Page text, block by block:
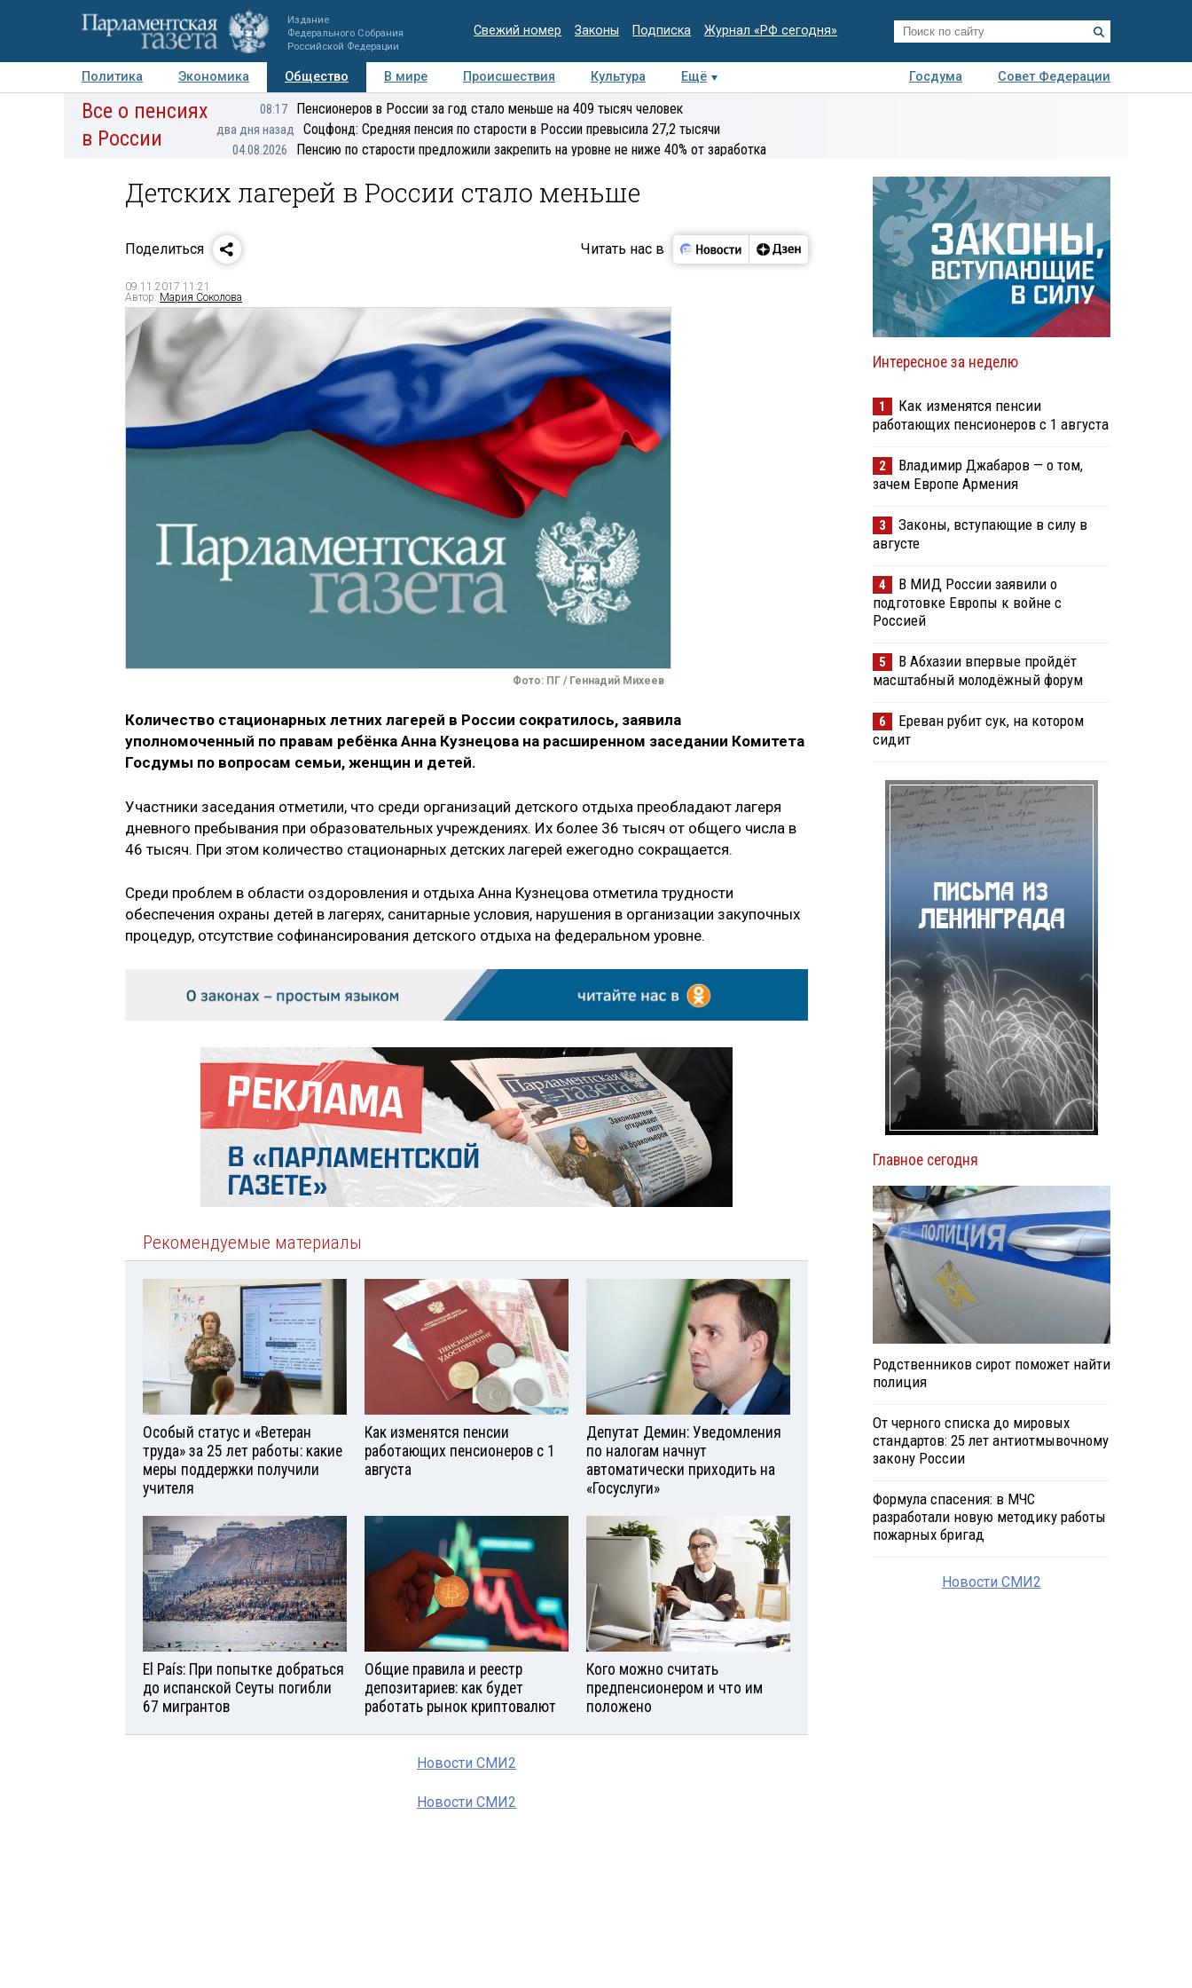
Издание
Федерального Собрания
Российской Федерации
Свежий номер Законы Подписка Журнал «РФ сегодня»
Политика Экономика Общество В мире Происшествия Культура Ещё Госдума
Совет Федерации
Авторы Персоны Мнения Регионы Медиацентр Интервью Колумнисты
Все о пенсиях
в России
08:17 Пенсионеров в России за год стало меньше на 409 тысяч человек
два дня назад Соцфонд: Средняя пенсия по старости в России превысила 27,2 тысячи
04.08.2026 Пенсию по старости предложили закрепить на уровне не ниже 40% от заработка
Детских лагерей в России стало меньше
Поделиться Читать нас в
09.11.2017 11:21
Автор: Мария Соколова
Фото: ПГ / Геннадий Михеев
Количество стационарных летних лагерей в России сократилось, заявила
уполномоченный по правам ребёнка Анна Кузнецова на расширенном заседании Комитета
Госдумы по вопросам семьи, женщин и детей.
Участники заседания отметили, что среди организаций детского отдыха преобладают лагеря
дневного пребывания при образовательных учреждениях. Их более 36 тысяч от общего числа в
46 тысяч. При этом количество стационарных детских лагерей ежегодно сокращается.
Среди проблем в области оздоровления и отдыха Анна Кузнецова отметила трудности
обеспечения охраны детей в лагерях, санитарные условия, нарушения в организации закупочных
процедур, отсутствие софинансирования детского отдыха на федеральном уровне.
Рекомендуемые материалы
Особый статус и «Ветеран
труда» за 25 лет работы: какие
меры поддержки получили
учителя
Как изменятся пенсии
работающих пенсионеров с 1
августа
Депутат Демин: Уведомления
по налогам начнут
автоматически приходить на
«Госуслуги»
El País: При попытке добраться
до испанской Сеуты погибли
67 мигрантов
Общие правила и реестр
депозитариев: как будет
работать рынок криптовалют
Кого можно считать
предпенсионером и что им
положено
Новости СМИ2
Новости СМИ2
Интересное за неделю
1
Как изменятся пенсии
работающих пенсионеров с 1 августа
2
Владимир Джабаров — о том,
зачем Европе Армения
3
Законы, вступающие в силу в
августе
4
В МИД России заявили о
подготовке Европы к войне с
Россией
5
В Абхазии впервые пройдёт
масштабный молодёжный форум
6
Ереван рубит сук, на котором
сидит
Главное сегодня
Родственников сирот поможет найти
полиция
От черного списка до мировых
стандартов: 25 лет антиотмывочному
закону России
Формула спасения: в МЧС
разработали новую методику работы
пожарных бригад
Новости СМИ2